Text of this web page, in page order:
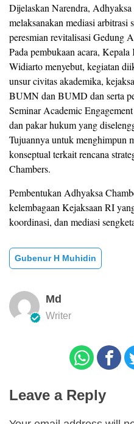
Dijelaskan Narendra,
melaksanakan mediasi arbitrasi
peresmian revitalisasi Gedung
Pada pembukaan acara,
Widiarto menyebut, kegiatan
unsur civitas akademika,
BUMN dan BUMD dan serta
Seminar Academic
dan pakar hukum yang
Tujuannya untuk menghimpun
konseptual terkait rencana
Chambers.
Pembentukan Adhyaksa
kelembagaan Kejaksaan RI
koordinasi, dan mediasi
Gubenur H Muhidin
Md
Writer
Leave a Reply